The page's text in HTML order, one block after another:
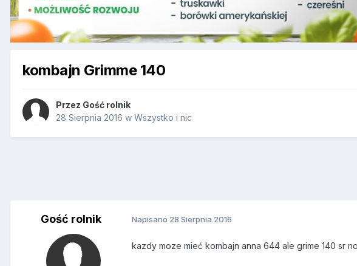
kombajn Grimme 140
Przez Gość rolnik
28 Sierpnia 2016 w Wszystko i nic
Gość rolnik Napisano 28 Sierpnia 2016
kazdy moze mieć kombajn anna 644 ale grime 140 sr